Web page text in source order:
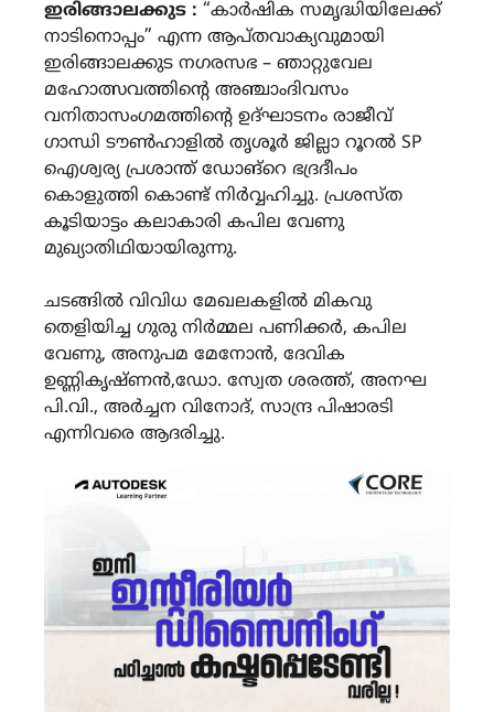
ഇരിങ്ങാലക്കുട : “കാർഷിക സമൃദ്ധിയിലേക്ക്
നാടിനൊപ്പം” എന്ന ആപ്തവാക്യവുമായി
ഇരിങ്ങാലക്കുട നഗരസഭ – ഞാറ്റുവേല
മഹോത്സവത്തിന്‍റെ അഞ്ചാംദിവസം
വനിതാസംഗമത്തിന്‍റെ ഉദ്ഘാടനം രാജീവ്
ഗാന്ധി ടൗൺഹാളിൽ തൃശൂർ ജില്ലാ റൂറൽ SP
ഐശ്വര്യ പ്രശാന്ത് ഡോങ്റെ ഭദ്രദീപം
കൊളുത്തി കൊണ്ട് നിർവ്വഹിച്ചു. പ്രശസ്ത
കൂടിയാട്ടം കലാകാരി കപില വേണു
മുഖ്യാതിഥിയായിരുന്നു.
ചടങ്ങിൽ വിവിധ മേഖലകളിൽ മികവു
തെളിയിച്ച ഗുരു നിർമ്മല പണിക്കർ, കപില
വേണു, അനുപമ മേനോൻ, ദേവിക
ഉണ്ണികൃഷ്ണൻ,ഡോ. സ്വേത ശരത്ത്, അനഘ
പി.വി., അർച്ചന വിനോദ്, സാന്ദ്ര പിഷാരടി
എന്നിവരെ ആദരിച്ചു.